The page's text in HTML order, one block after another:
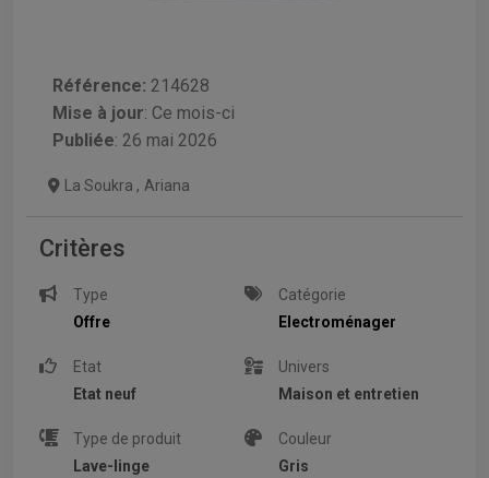
Référence: 214628
Mise à jour: Ce mois-ci
Publiée: 26 mai 2026
La Soukra , Ariana
Critères
Type
Offre
Catégorie
Electroménager
Etat
Etat neuf
Univers
Maison et entretien
Type de produit
Lave-linge
Couleur
Gris